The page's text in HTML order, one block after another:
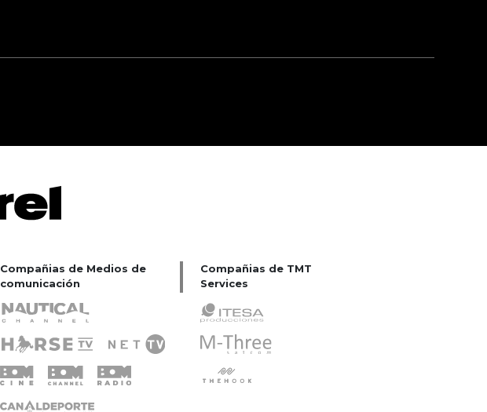
Compañias de Medios de
comunicación
Compañias de TMT
Services